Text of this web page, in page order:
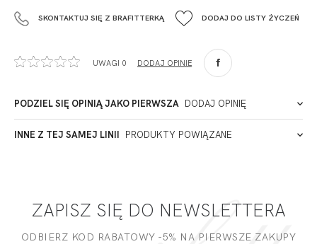
Fashiontex Group Sp.z o.o. Spółka komandytowa
+48 42 719 43 15
90-057
Polska
ADRES PUNKTU KONTAKTOWEGO
SKONTAKTUJ SIĘ Z BRAFITTERKĄ DODAJ DO LISTY ŻYCZEŃ
UWAGI 0 DODAJ OPINIĘ
PODZIEL SIĘ OPINIĄ JAKO PIERWSZA DODAJ OPINIĘ
Miałeś już kontakt z naszym produktem? Zostaw opinię
INNE Z TEJ SAMEJ LINII PRODUKTY POWIĄZANE
ZAPISZ SIĘ DO NEWSLETTERA
ODBIERZ KOD RABATOWY -5% NA PIERWSZE ZAKUPY